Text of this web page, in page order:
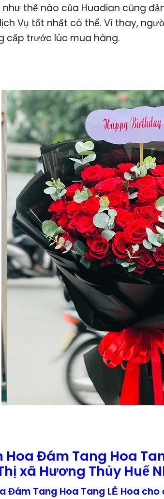
như thế nào của Huadian cũng
Vụ tốt nhất có thể. Vì thay,
cấp trước lúc mua hàng.
Hoa Đám Tang Hoa
xã Hương Thủy Huế
Đám Tang Hoa Tang LỄ Hoa